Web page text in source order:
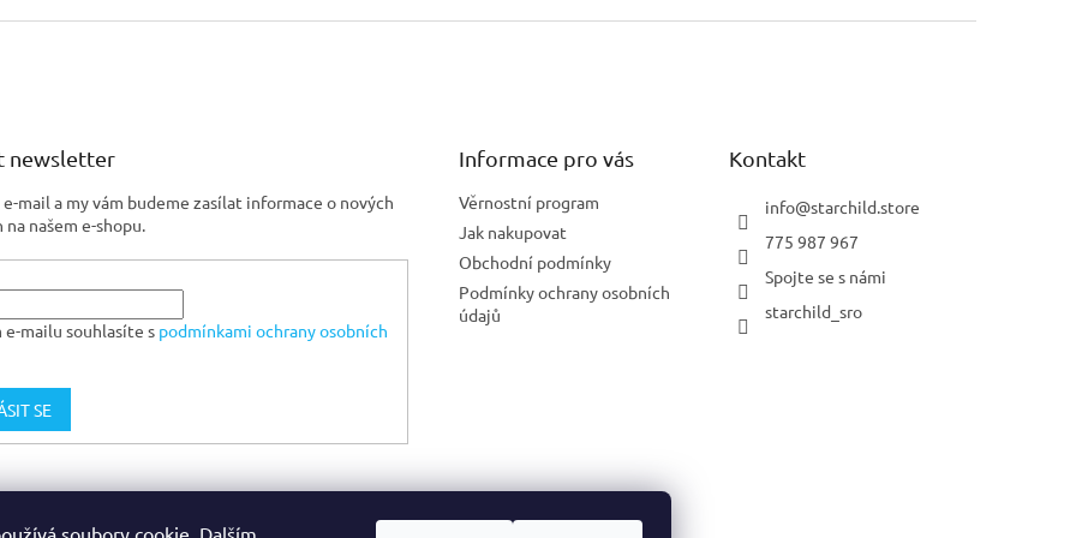
soubory cookie. Dalším
newsletter
mail a my vám budeme zasílat informace o nových
našem e-shopu.
mailu souhlasíte s podmínkami ochrany osobních
SE
Informace pro vás
Věrnostní program
Jak nakupovat
Obchodní podmínky
Podmínky ochrany osobních
údajů
Kontakt
info@starchild.store
775 987 967
Spojte se s námi
starchild_sro